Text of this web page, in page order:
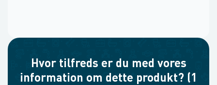
Hvor tilfreds er du med vores
information om dette produkt? (1